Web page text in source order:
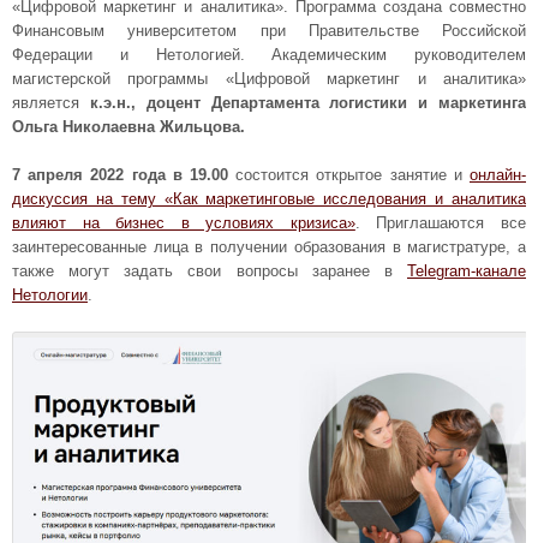
«Цифровой маркетинг и аналитика». Программа создана совместно
Финансовым университетом при Правительстве Российской
Федерации и Нетологией. Академическим руководителем
магистерской программы «Цифровой маркетинг и аналитика»
является к.э.н., доцент Департамента логистики и маркетинга
Ольга Николаевна Жильцова.
7 апреля 2022 года в 19.00 состоится открытое занятие и онлайн-
дискуссия на тему «Как маркетинговые исследования и аналитика
влияют на бизнес в условиях кризиса». Приглашаются все
заинтересованные лица в получении образования в магистратуре, а
также могут задать свои вопросы заранее в Telegram-канале
Нетологии.